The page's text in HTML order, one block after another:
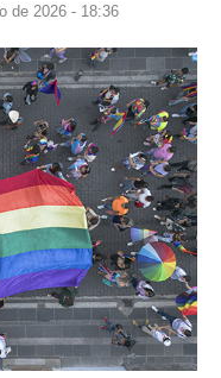
de 2026 - 18:36